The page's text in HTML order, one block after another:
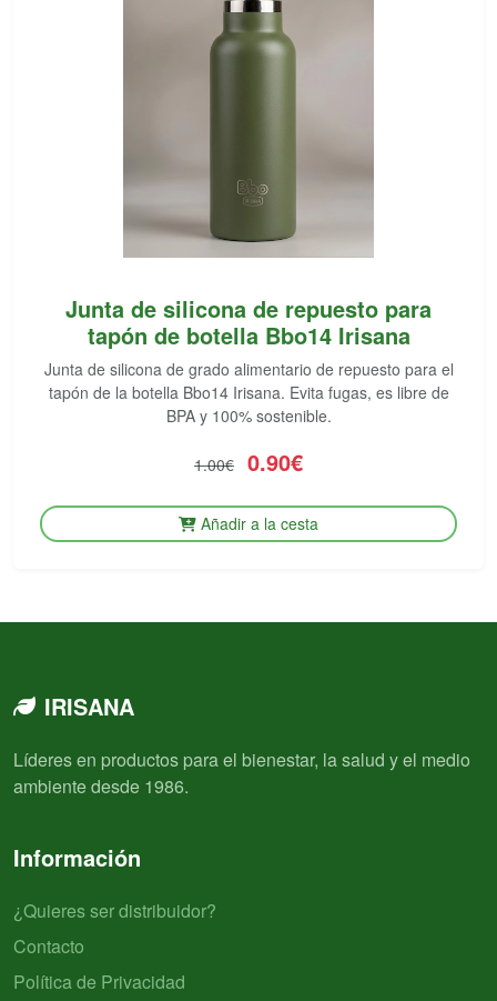
Junta de silicona de repuesto para
tapón de botella Bbo14 Irisana
Junta de silicona de grado alimentario de repuesto para el
tapón de la botella Bbo14 Irisana. Evita fugas, es libre de
BPA y 100% sostenible.
1.00€ 0.90€
Añadir a la cesta
IRISANA
Líderes en productos para el bienestar, la salud y el medio
ambiente desde 1986.
Información
¿Quieres ser distribuidor?
Contacto
Política de Privacidad